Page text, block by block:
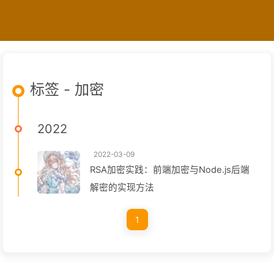
标签 - 加密
2022
2022-03-09
RSA加密实践：前端加密与Node.js后端
解密的实现方法
1